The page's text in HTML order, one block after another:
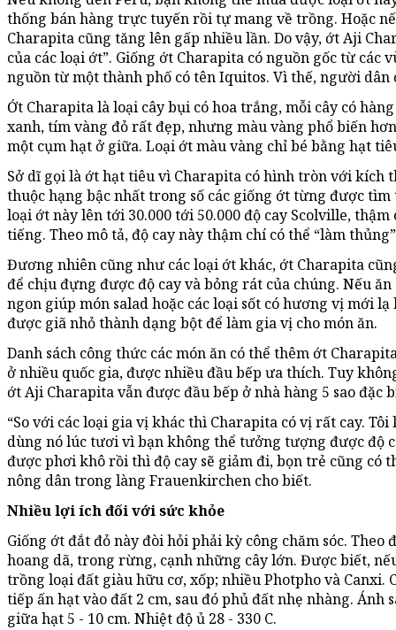
thống bán hàng trực tuyến rồi tự mang về trồng. Hoặc
Charapita cũng tăng lên gấp nhiều lần. Do vậy, ớt Aji
của các loại ớt”. Giống ớt Charapita có nguồn gốc từ các
nguồn từ một thành phố có tên Iquitos. Vì thế, người dân
Ớt Charapita là loại cây bụi có hoa trắng, mỗi cây có
xanh, tím vàng đỏ rất đẹp, nhưng màu vàng phổ biến
một cụm hạt ở giữa. Loại ớt màu vàng chỉ bé bằng hạt
Sở dĩ gọi là ớt hạt tiêu vì Charapita có hình tròn với kích
thuộc hạng bậc nhất trong số các giống ớt từng được
loại ớt này lên tới 30.000 tới 50.000 độ cay Scolville,
tiếng. Theo mô tả, độ cay này thậm chí có thể “làm
Đương nhiên cũng như các loại ớt khác, ớt Charapita
để chịu đựng được độ cay và bỏng rát của chúng. Nếu
ngon giúp món salad hoặc các loại sốt có hương vị mới
được giã nhỏ thành dạng bột để làm gia vị cho món ăn.
Danh sách công thức các món ăn có thể thêm ớt
ở nhiều quốc gia, được nhiều đầu bếp ưa thích. Tuy
ớt Aji Charapita vẫn được đầu bếp ở nhà hàng 5 sao đặc
“So với các loại gia vị khác thì Charapita có vị rất cay.
dùng nó lúc tươi vì bạn không thể tưởng tượng được độ
được phơi khô rồi thì độ cay sẽ giảm đi, bọn trẻ cũng có
nông dân trong làng Frauenkirchen cho biết.
Nhiều lợi ích đối với sức khỏe
Giống ớt đắt đỏ này đòi hỏi phải kỳ công chăm sóc.
hoang dã, trong rừng, cạnh những cây lớn. Được biết,
trồng loại đất giàu hữu cơ, xốp; nhiều Photpho và Canxi.
tiếp ấn hạt vào đất 2 cm, sau đó phủ đất nhẹ nhàng.
giữa hạt 5 - 10 cm. Nhiệt độ ủ 28 - 330 C.